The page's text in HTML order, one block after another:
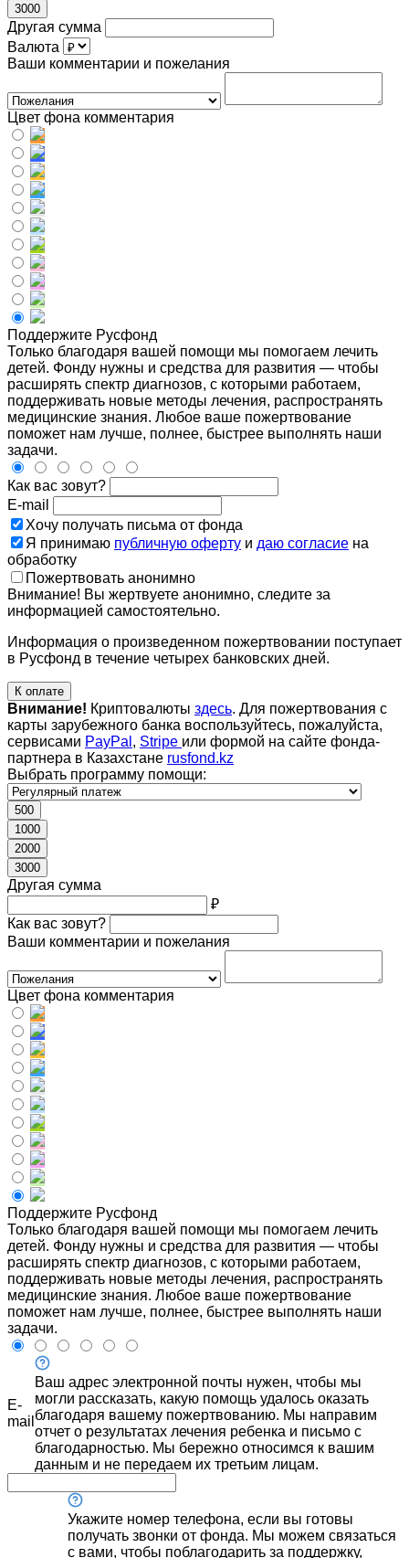
3000
Другая сумма
Валюта
Ваши комментарии и пожелания
Цвет фона комментария
Поддержите Русфонд
Только благодаря вашей помощи мы помогаем лечить
детей. Фонду нужны и средства для развития — чтобы
расширять спектр диагнозов, с которыми работаем,
поддерживать новые методы лечения, распространять
медицинские знания. Любое ваше пожертвование
поможет нам лучше, полнее, быстрее выполнять наши
задачи.
Как вас зовут?
E-mail
Хочу получать письма от фонда
Я принимаю публичную оферту и даю согласие на
обработку
Пожертвовать анонимно
Внимание! Вы жертвуете анонимно, следите за
информацией самостоятельно.
Информация о произведенном пожертвовании поступает
в Русфонд в течение четырех банковских дней.
К оплате
Внимание! Криптовалюты здесь. Для пожертвования с
карты зарубежного банка воспользуйтесь, пожалуйста,
сервисами PayPal , Stripe или формой на сайте фонда-
партнера в Казахстане rusfond.kz
Выбрать программу помощи:
500
1000
2000
3000
Другая сумма
₽
Как вас зовут?
Ваши комментарии и пожелания
Цвет фона комментария
Поддержите Русфонд
Только благодаря вашей помощи мы помогаем лечить
детей. Фонду нужны и средства для развития — чтобы
расширять спектр диагнозов, с которыми работаем,
поддерживать новые методы лечения, распространять
медицинские знания. Любое ваше пожертвование
поможет нам лучше, полнее, быстрее выполнять наши
задачи.
E-
mail
Ваш адрес электронной почты нужен, чтобы мы
могли рассказать, какую помощь удалось оказать
благодаря вашему пожертвованию. Мы направим
отчет о результатах лечения ребенка и письмо с
благодарностью. Мы бережно относимся к вашим
данным и не передаем их третьим лицам.
Укажите номер телефона, если вы готовы
получать звонки от фонда. Мы можем связаться
с вами, чтобы поблагодарить за поддержку,